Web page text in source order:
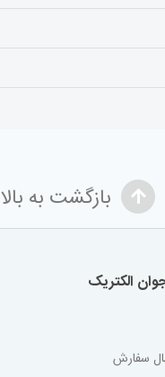
بازگشت به بالا
الکتریک
سفارش